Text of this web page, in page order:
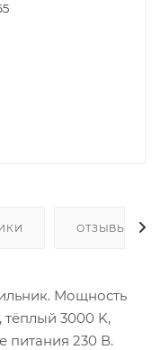
ОТЗЫВЫ
Мощность
тёплый 3000 K,
питания 230 В.